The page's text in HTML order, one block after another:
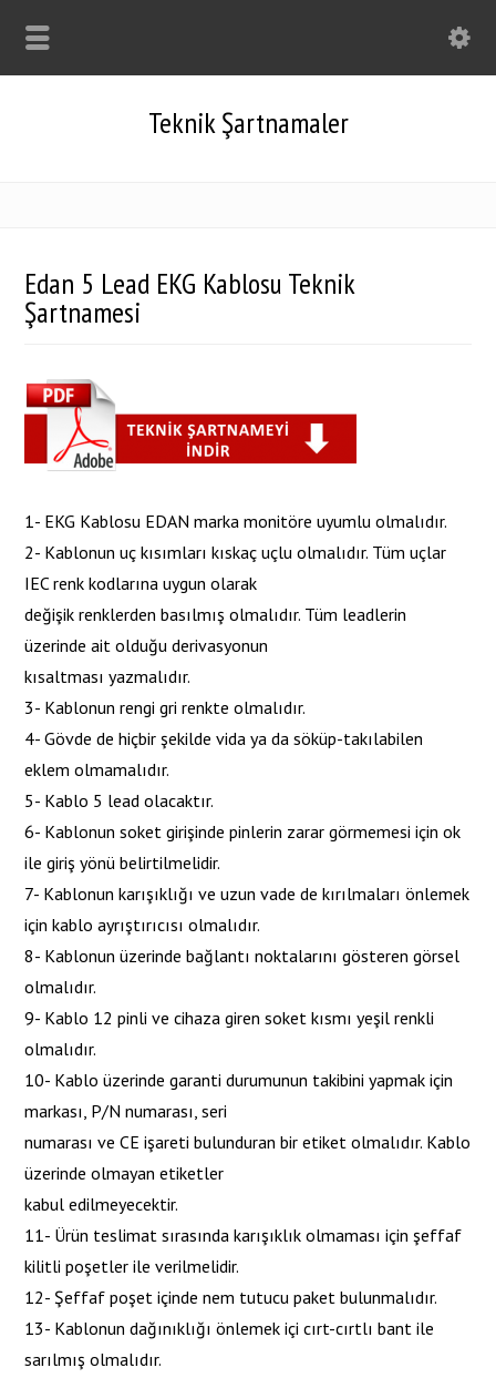
Teknik Şartnamaler
Edan 5 Lead EKG Kablosu Teknik
Şartnamesi
1- EKG Kablosu EDAN marka monitöre uyumlu olmalıdır.
2- Kablonun uç kısımları kıskaç uçlu olmalıdır. Tüm uçlar
IEC renk kodlarına uygun olarak
değişik renklerden basılmış olmalıdır. Tüm leadlerin
üzerinde ait olduğu derivasyonun
kısaltması yazmalıdır.
3- Kablonun rengi gri renkte olmalıdır.
4- Gövde de hiçbir şekilde vida ya da söküp-takılabilen
eklem olmamalıdır.
5- Kablo 5 lead olacaktır.
6- Kablonun soket girişinde pinlerin zarar görmemesi için ok
ile giriş yönü belirtilmelidir.
7- Kablonun karışıklığı ve uzun vade de kırılmaları önlemek
için kablo ayrıştırıcısı olmalıdır.
8- Kablonun üzerinde bağlantı noktalarını gösteren görsel
olmalıdır.
9- Kablo 12 pinli ve cihaza giren soket kısmı yeşil renkli
olmalıdır.
10- Kablo üzerinde garanti durumunun takibini yapmak için
markası, P/N numarası, seri
numarası ve CE işareti bulunduran bir etiket olmalıdır. Kablo
üzerinde olmayan etiketler
kabul edilmeyecektir.
11- Ürün teslimat sırasında karışıklık olmaması için şeffaf
kilitli poşetler ile verilmelidir.
12- Şeffaf poşet içinde nem tutucu paket bulunmalıdır.
13- Kablonun dağınıklığı önlemek içi cırt-cırtlı bant ile
sarılmış olmalıdır.